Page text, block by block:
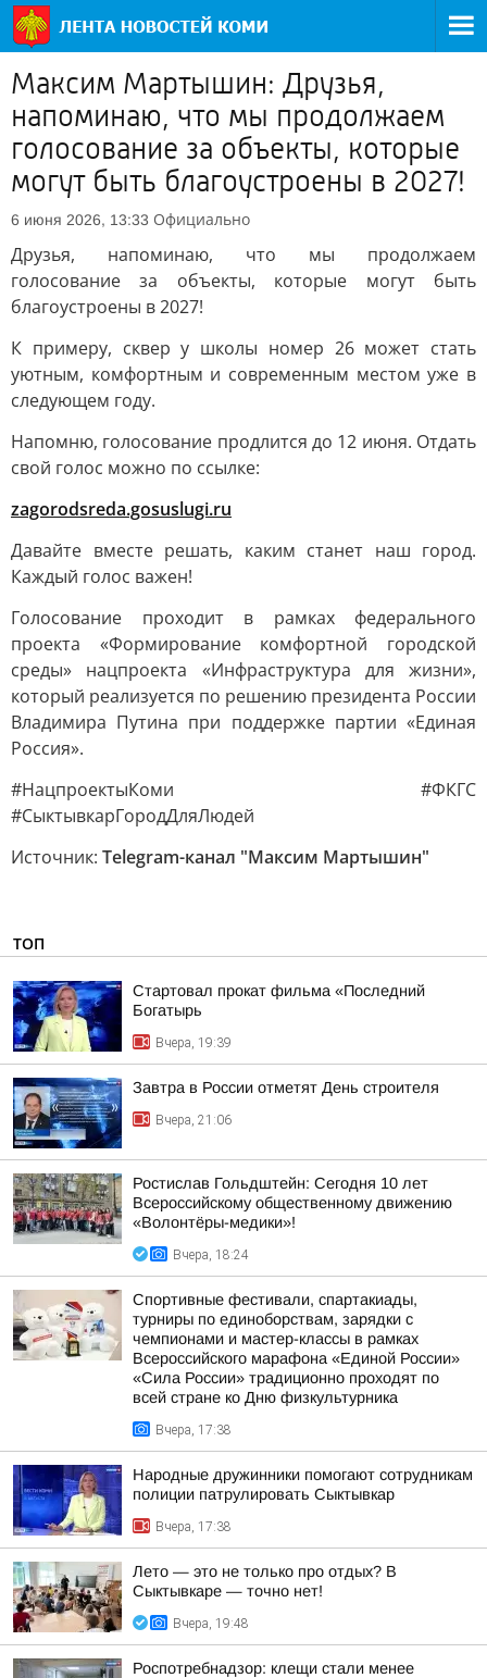
Максим Мартышин: Друзья,
напоминаю, что мы продолжаем
голосование за объекты, которые
могут быть благоустроены в 2027!
6 июня 2026, 13:33 Официально
Друзья, напоминаю, что мы продолжаем
голосование за объекты, которые могут быть
благоустроены в 2027!
К примеру, сквер у школы номер 26 может стать
уютным, комфортным и современным местом уже в
следующем году.
Напомню, голосование продлится до 12 июня. Отдать
свой голос можно по ссылке:
zagorodsreda.gosuslugi.ru
Давайте вместе решать, каким станет наш город.
Каждый голос важен!
Голосование проходит в рамках федерального
проекта «Формирование комфортной городской
среды» нацпроекта «Инфраструктура для жизни»,
который реализуется по решению президента России
Владимира Путина при поддержке партии «Единая
Россия».
#НацпроектыКоми #ФКГС
#СыктывкарГородДляЛюдей
Источник: Telegram-канал "Максим Мартышин"
ТОП
Стартовал прокат фильма «Последний
Богатырь
Вчера, 19:39
Завтра в России отметят День строителя
Вчера, 21:06
Ростислав Гольдштейн: Сегодня 10 лет
Всероссийскому общественному движению
«Волонтёры-медики»!
Вчера, 18:24
Спортивные фестивали, спартакиады,
турниры по единоборствам, зарядки с
чемпионами и мастер-классы в рамках
Всероссийского марафона «Единой России»
«Сила России» традиционно проходят по
всей стране ко Дню физкультурника
Вчера, 17:38
Народные дружинники помогают сотрудникам
полиции патрулировать Сыктывкар
Вчера, 17:38
Лето — это не только про отдых? В
Сыктывкаре — точно нет!
Вчера, 19:48
Роспотребнадзор: клещи стали менее